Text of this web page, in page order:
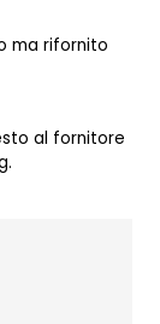
ma rifornito
al fornitore